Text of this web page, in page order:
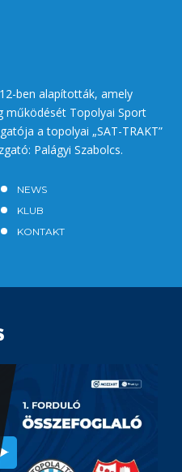
ben alapították, amely
működését Topolyai Sport
a topolyai „SAT-TRAKT”
Palágyi Szabolcs.
NEWS
KLUB
KONTAKT